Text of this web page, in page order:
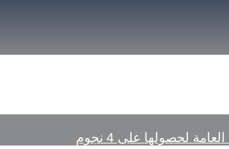
لحصولها على 4 نجوم